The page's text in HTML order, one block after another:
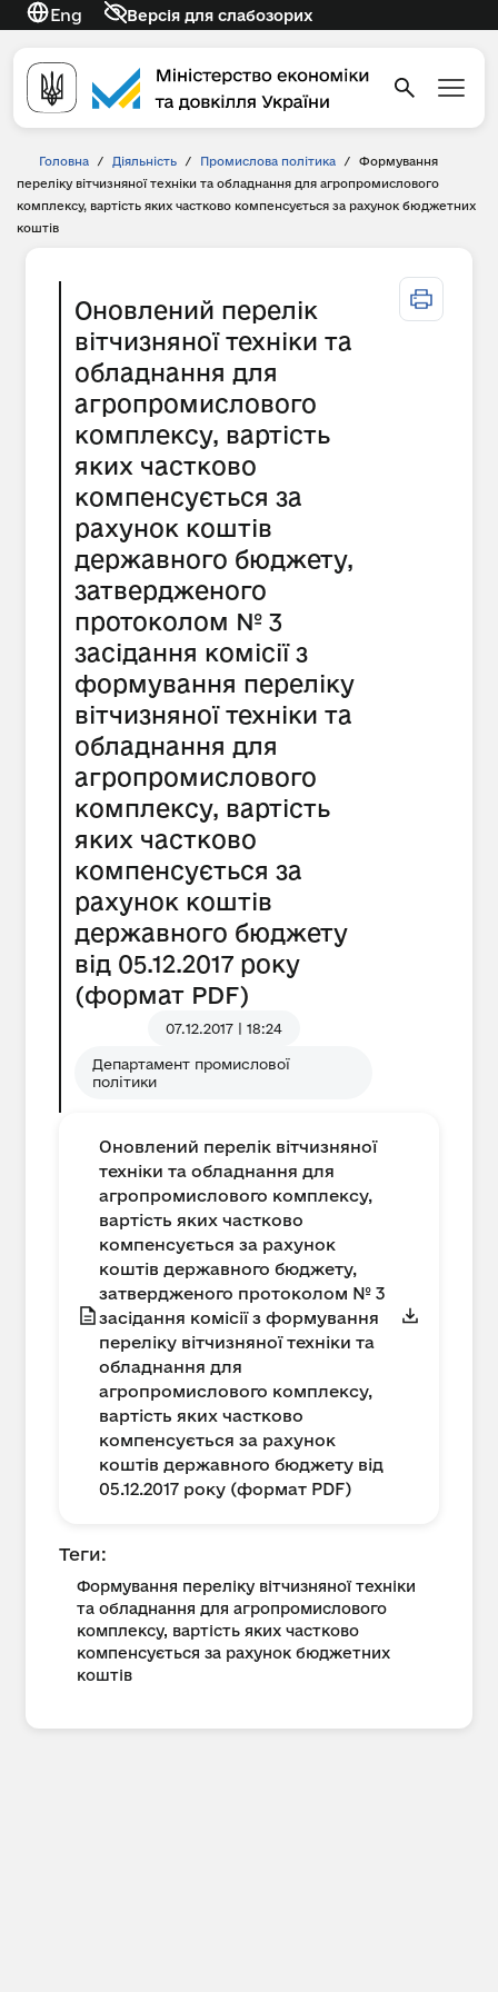
Eng Версія для слабозорих
Головна / Діяльність / Промислова політика /
Формування
переліку вітчизняної техніки та обладнання для агропромислового
комплексу, вартість яких частково компенсується за рахунок бюджетних
коштів
Оновлений перелік
вітчизняної техніки та
обладнання для
агропромислового
комплексу, вартість
яких частково
компенсується за
рахунок коштів
державного бюджету,
затвердженого
протоколом № 3
засідання комісії з
формування переліку
вітчизняної техніки та
обладнання для
агропромислового
комплексу, вартість
яких частково
компенсується за
рахунок коштів
державного бюджету
від 05.12.2017 року
(формат PDF)
07.12.2017 | 18:24
Департамент промислової
політики
Оновлений перелік вітчизняної
техніки та обладнання для
агропромислового комплексу,
вартість яких частково
компенсується за рахунок
коштів державного бюджету,
затвердженого протоколом № 3
засідання комісії з формування
переліку вітчизняної техніки та
обладнання для
агропромислового комплексу,
вартість яких частково
компенсується за рахунок
коштів державного бюджету від
05.12.2017 року (формат PDF)
Теги:
Формування переліку вітчизняної техніки
та обладнання для агропромислового
комплексу, вартість яких частково
компенсується за рахунок бюджетних
коштів